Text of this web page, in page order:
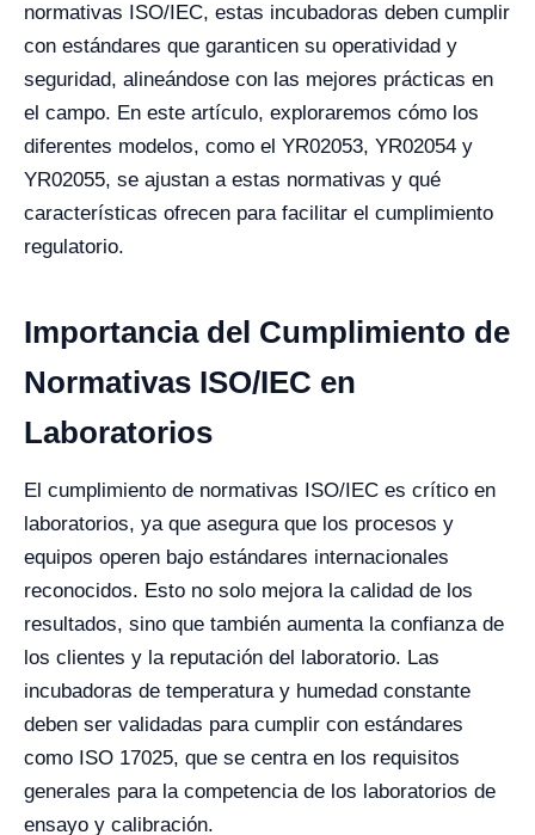
normativas ISO/IEC, estas incubadoras deben cumplir
con estándares que garanticen su operatividad y
seguridad, alineándose con las mejores prácticas en
el campo. En este artículo, exploraremos cómo los
diferentes modelos, como el YR02053, YR02054 y
YR02055, se ajustan a estas normativas y qué
características ofrecen para facilitar el cumplimiento
regulatorio.
Importancia del Cumplimiento de
Normativas ISO/IEC en
Laboratorios
El cumplimiento de normativas ISO/IEC es crítico en
laboratorios, ya que asegura que los procesos y
equipos operen bajo estándares internacionales
reconocidos. Esto no solo mejora la calidad de los
resultados, sino que también aumenta la confianza de
los clientes y la reputación del laboratorio. Las
incubadoras de temperatura y humedad constante
deben ser validadas para cumplir con estándares
como ISO 17025, que se centra en los requisitos
generales para la competencia de los laboratorios de
ensayo y calibración.